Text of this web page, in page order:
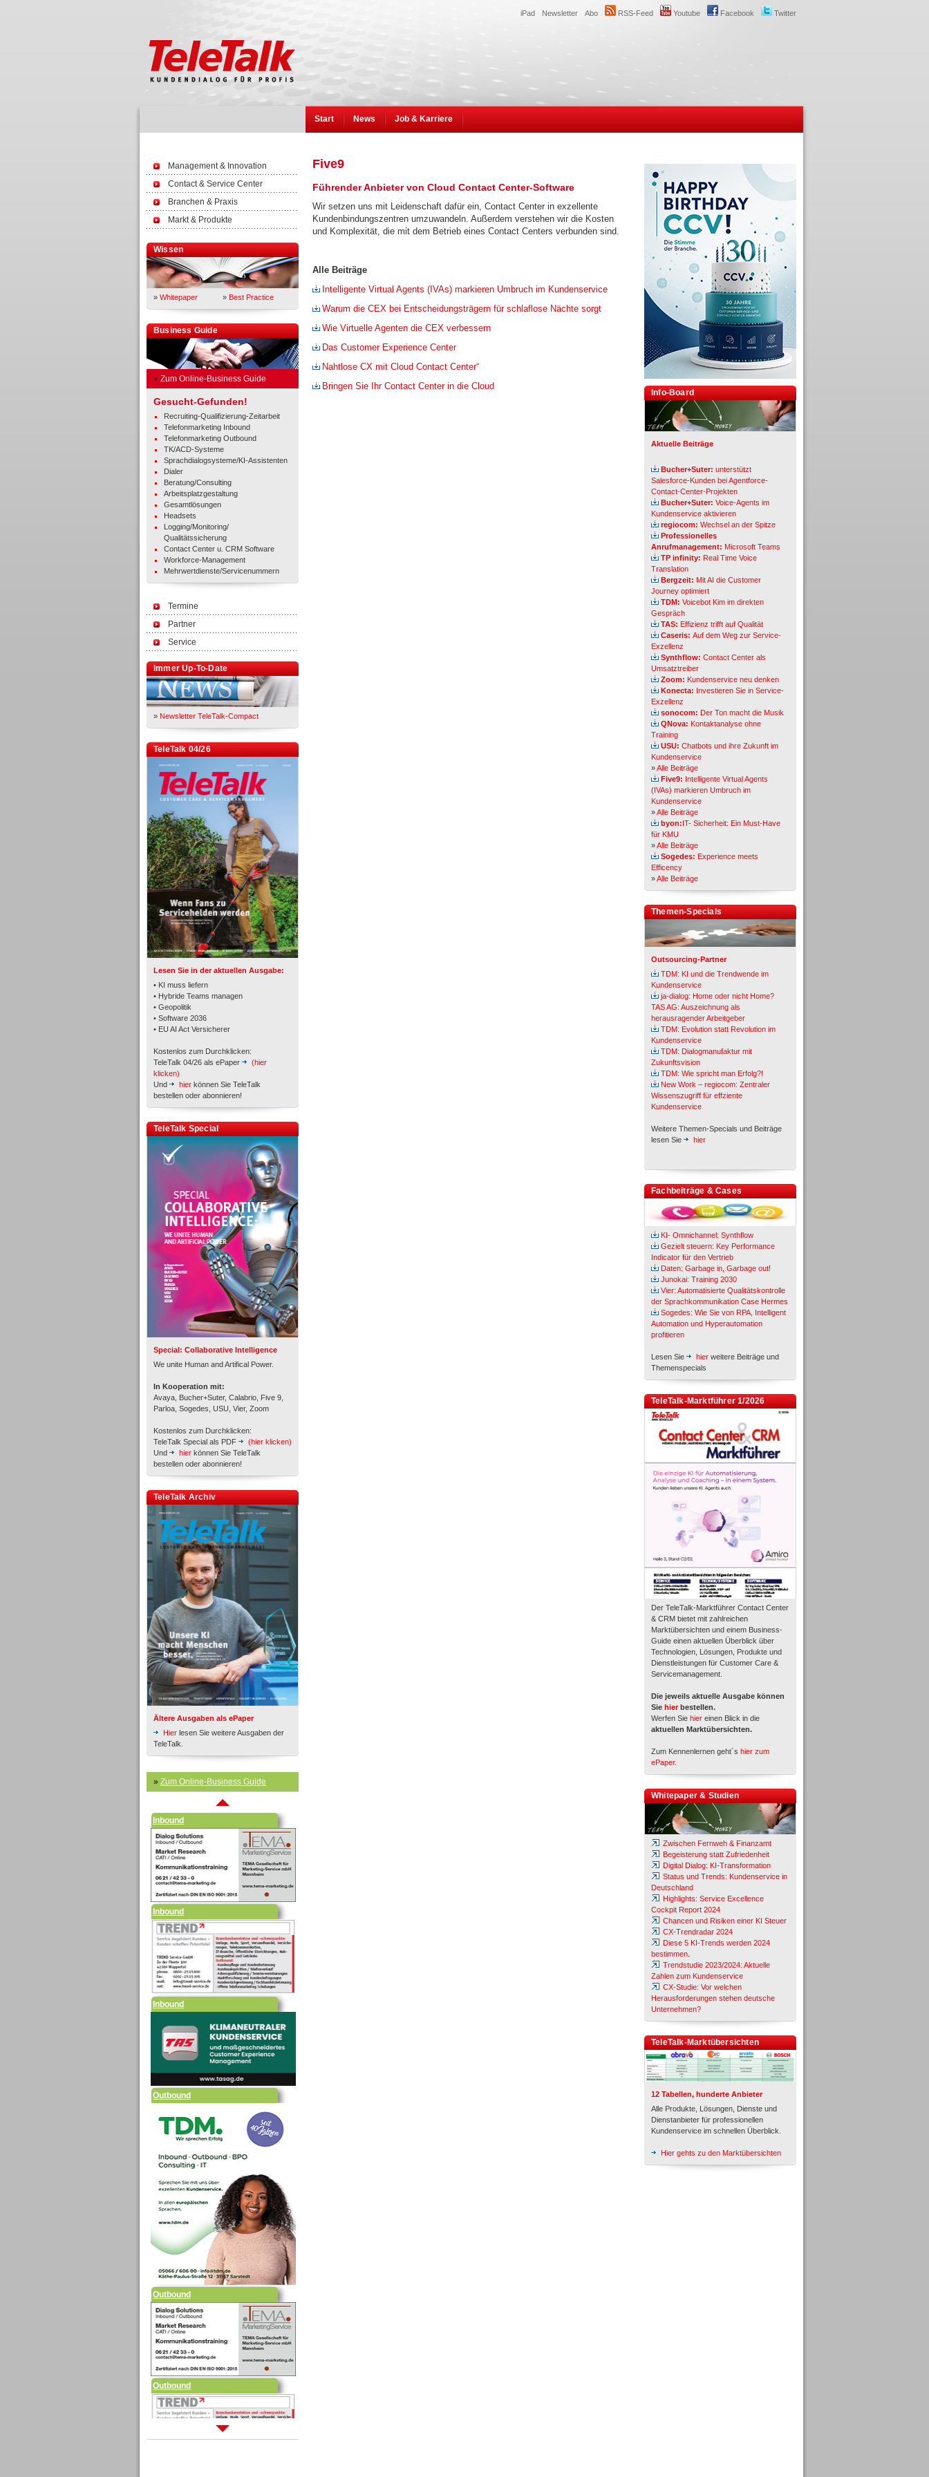
Twitter
Facebook
Youtube
RSS-Feed
Abo
Newsletter
iPad
Start News Job & Karriere
Management & Innovation
Contact & Service Center
Branchen & Praxis
Markt & Produkte
Wissen
» Whitepaper » Best Practice
Business Guide
» Zum Online-Business Guide
Gesucht-Gefunden!
Recruiting-Qualifizierung-Zeitarbeit
Telefonmarketing Inbound
Telefonmarketing Outbound
TK/ACD-Systeme
Sprachdialogsysteme/KI-Assistenten
Dialer
Beratung/Consulting
Arbeitsplatzgestaltung
Gesamtlösungen
Headsets
Logging/Monitoring/
Qualitätssicherung
Contact Center u. CRM Software
Workforce-Management
Mehrwertdienste/Servicenummern
Termine
Partner
Service
Immer Up-To-Date
» Newsletter TeleTalk-Compact
TeleTalk 04/26
Lesen Sie in der aktuellen Ausgabe:
• KI muss liefern
• Hybride Teams managen
• Geopolitik
• Software 2036
• EU AI Act Versicherer
Kostenlos zum Durchklicken:
TeleTalk 04/26 als ePaper
(hier
klicken)
Und
hier können Sie TeleTalk
bestellen oder abonnieren!
TeleTalk Special
Special: Collaborative Intelligence
We unite Human and Artifical Power.
In Kooperation mit:
Avaya, Bucher+Suter, Calabrio, Five 9,
Parloa, Sogedes, USU, Vier, Zoom
Kostenlos zum Durchklicken:
TeleTalk Special als PDF
(hier klicken)
Und
hier können Sie TeleTalk
bestellen oder abonnieren!
TeleTalk Archiv
Ältere Ausgaben als ePaper
Hier lesen Sie weitere Ausgaben der
TeleTalk.
» Zum Online-Business Guide
TK- und ACD-Systeme
Workforce-Management
Personal
Personal
Inbound
Inbound
Inbound
Inbound
Inbound
Inbound
Outbound
Outbound
Five9
Führender Anbieter von Cloud Contact Center-Software
Wir setzen uns mit Leidenschaft dafür ein, Contact Center in exzellente
Kundenbindungszentren umzuwandeln. Außerdem verstehen wir die Kosten
und Komplexität, die mit dem Betrieb eines Contact Centers verbunden sind.
Alle Beiträge
Intelligente Virtual Agents (IVAs) markieren Umbruch im Kundenservice
Warum die CEX bei Entscheidungsträgern für schlaflose Nächte sorgt
Wie Virtuelle Agenten die CEX verbessern
Das Customer Experience Center
Nahtlose CX mit Cloud Contact Center“
Bringen Sie Ihr Contact Center in die Cloud
Info-Board
Aktuelle Beiträge
Bucher+Suter: unterstützt
Salesforce-Kunden bei Agentforce-
Contact-Center-Projekten
Bucher+Suter: Voice-Agents im
Kundenservice aktivieren
regiocom: Wechsel an der Spitze
Professionelles
Anrufmanagement: Microsoft Teams
TP infinity: Real Time Voice
Translation
Bergzeit: Mit AI die Customer
Journey optimiert
TDM: Voicebot Kim im direkten
Gespräch
TAS: Effizienz trifft auf Qualität
Caseris: Auf dem Weg zur Service-
Exzellenz
Synthflow: Contact Center als
Umsatztreiber
Zoom: Kundenservice neu denken
Konecta: Investieren Sie in Service-
Exzellenz
sonocom: Der Ton macht die Musik
QNova: Kontaktanalyse ohne
Training
USU: Chatbots und ihre Zukunft im
Kundenservice
»Alle Beiträge
Five9: Intelligente Virtual Agents
(IVAs) markieren Umbruch im
Kundenservice
»Alle Beiträge
byon:IT- Sicherheit: Ein Must-Have
für KMU
»Alle Beiträge
Sogedes: Experience meets
Efficency
»Alle Beiträge
Themen-Specials
Outsourcing-Partner
TDM: KI und die Trendwende im
Kundenservice
ja-dialog: Home oder nicht Home?
TAS AG: Auszeichnung als
herausragender Arbeitgeber
TDM: Evolution statt Revolution im
Kundenservice
TDM: Dialogmanufaktur mit
Zukunftsvision
TDM: Wie spricht man Erfolg?!
New Work – regiocom: Zentraler
Wissenszugriff für effziente
Kundenservice
Weitere Themen-Specials und Beiträge
lesen Sie
hier
Fachbeiträge & Cases
KI- Omnichannel: Synthflow
Gezielt steuern: Key Performance
Indicator für den Vertrieb
Daten: Garbage in, Garbage out!
Junokai: Training 2030
Vier: Automatisierte Qualitätskontrolle
der Sprachkommunikation Case Hermes
Sogedes: Wie Sie von RPA, Intelligent
Automation und Hyperautomation
profitieren
Lesen Sie hier weitere Beiträge und
Themenspecials
TeleTalk-Marktführer 1/2026
Der TeleTalk-Marktführer Contact Center
& CRM bietet mit zahlreichen
Marktübersichten und einem Business-
Guide einen aktuellen Überblick über
Technologien, Lösungen, Produkte und
Dienstleistungen für Customer Care &
Servicemanagement.
Die jeweils aktuelle Ausgabe können
Sie hier bestellen.
Werfen Sie hier einen Blick in die
aktuellen Marktübersichten.
Zum Kennenlernen geht´s hier zum
ePaper.
Whitepaper & Studien
Zwischen Fernweh & Finanzamt
Begeisterung statt Zufriedenheit
Digital Dialog: KI-Transformation
Status und Trends: Kundenservice in
Deutschland
Highlights: Service Excellence
Cockpit Report 2024
Chancen und Risiken einer KI Steuer
CX-Trendradar 2024
Diese 5 KI-Trends werden 2024
bestimmen.
Trendstudie 2023/2024: Aktuelle
Zahlen zum Kundenservice
CX-Studie: Vor welchen
Herausforderungen stehen deutsche
Unternehmen?
TeleTalk-Marktübersichten
12 Tabellen, hunderte Anbieter
Alle Produkte, Lösungen, Dienste und
Dienstanbieter für professionellen
Kundenservice im schnellen Überblick.
Hier gehts zu den Marktübersichten